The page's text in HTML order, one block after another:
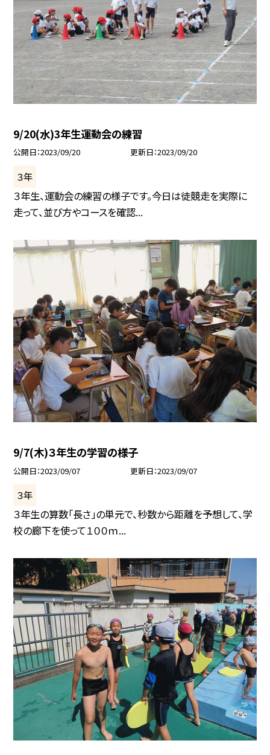
9/20(水)3年生運動会の練習
公開日 2023/09/20 更新日 2023/09/20
３年
３年生、運動会の練習の様子です。今日は徒競走を実際に
走って、並び方やコースを確認...
9/7(木)３年生の学習の様子
公開日 2023/09/07 更新日 2023/09/07
３年
３年生の算数「長さ」の単元で、秒数から距離を予想して、学
校の廊下を使って１００ｍ...